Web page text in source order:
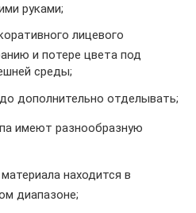
руками;
лицевого
и потере цвета под
среды;
дополнительно отделывать;
имеют разнообразную
находится в
диапазоне;